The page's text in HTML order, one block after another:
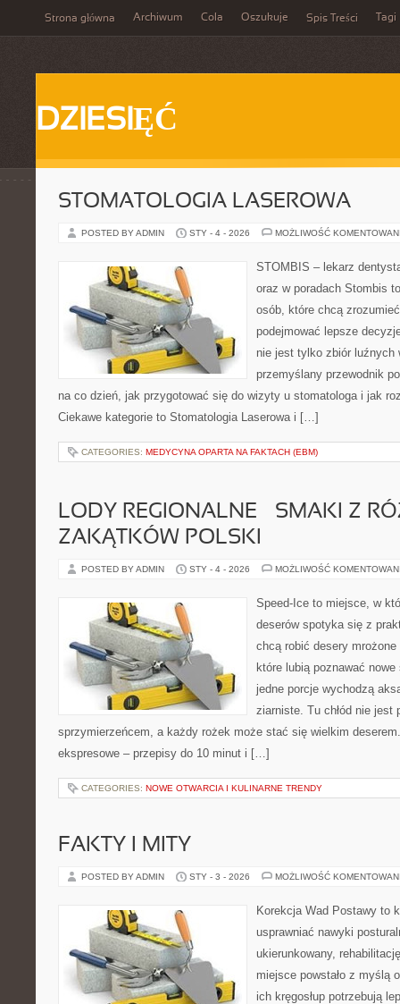
Strona główna Archiwum Cola Oszukuje Spis Treści Tagi
DZIESIĘĆ
STOMATOLOGIA LASEROWA
POSTED BY ADMIN STY - 4 - 2026 MOŻLIWOŚĆ
STOMBIS – lekarz
oraz w poradach Stombis
osób, które chcą
podejmować lepsze
nie jest tylko zbiór luźnych
przemyślany przewodnik
na co dzień, jak przygotować się do wizyty u stomatologa i jak
Ciekawe kategorie to Stomatologia Laserowa i […]
CATEGORIES: MEDYCYNA OPARTA NA FAKTACH (EBM)
LODY REGIONALNE – SMAKI Z
ZAKĄTKÓW POLSKI
POSTED BY ADMIN STY - 4 - 2026 MOŻLIWOŚĆ
Speed-Ice to miejsce, w
deserów spotyka się z
chcą robić desery
które lubią poznawać
jedne porcje wychodzą
ziarniste. Tu chłód nie jest
sprzymierzeńcem, a każdy rożek może stać się wielkim
ekspresowe – przepisy do 10 minut i […]
CATEGORIES: NOWE OTWARCIA I KULINARNE TRENDY
FAKTY I MITY
POSTED BY ADMIN STY - 3 - 2026 MOŻLIWOŚĆ
Korekcja Wad Postawy to
usprawniać nawyki
ukierunkowany,
miejsce powstało z myślą
ich kręgosłup potrzebują